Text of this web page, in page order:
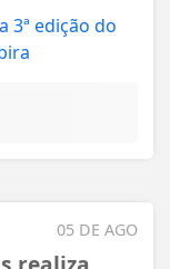
05 DE AGO